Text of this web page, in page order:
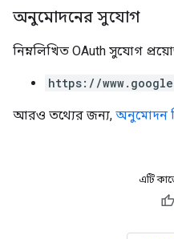
অনুমোদনের সুযোগ
নিম্নলিখিত OAuth সুযোগ
https://
আরও তথ্যের জন্য, অনুমোদন
এটি